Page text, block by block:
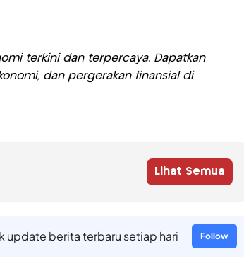
terkini dan terpercaya. Dapatkan
dan pergerakan finansial di
Lihat Semua
update berita terbaru setiap hari Follow